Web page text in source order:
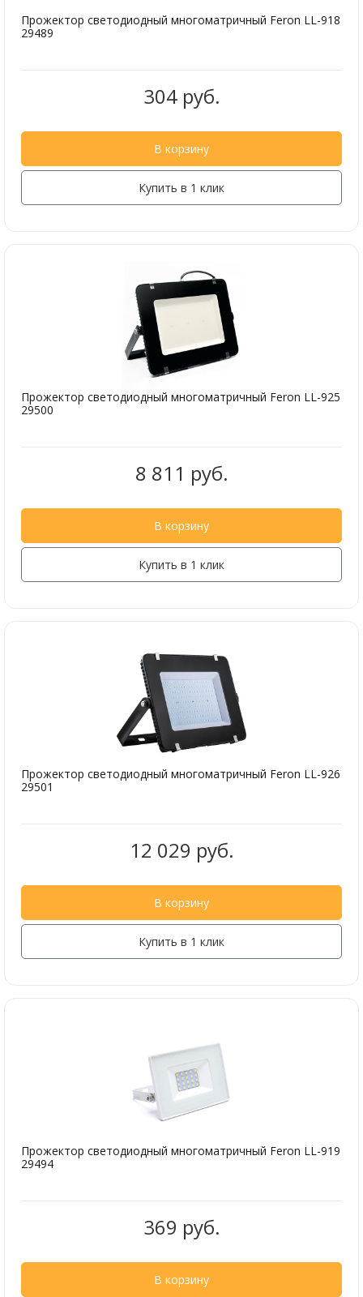
Прожектор светодиодный многоматричный Feron LL-918
29489
304 руб.
В корзину
Купить в 1 клик
Прожектор светодиодный многоматричный Feron LL-925
29500
8 811 руб.
В корзину
Купить в 1 клик
Прожектор светодиодный многоматричный Feron LL-926
29501
12 029 руб.
В корзину
Купить в 1 клик
Прожектор светодиодный многоматричный Feron LL-919
29494
369 руб.
В корзину